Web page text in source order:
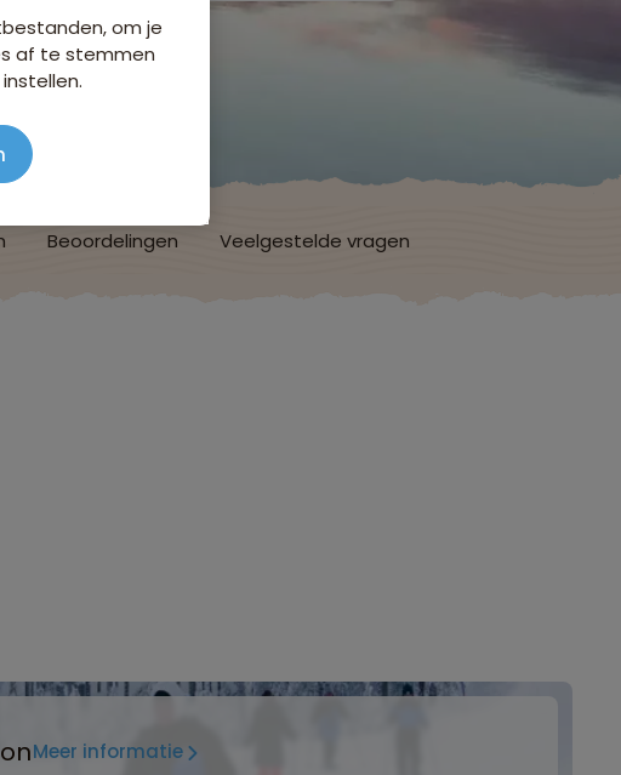
Beoordelingen Veelgestelde vragen
Meer informatie
om je
af te stemmen